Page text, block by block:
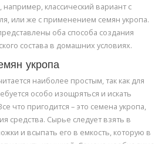
классический вариант с
или же с применением семян укропа.
оба способа создания
состава в домашних условиях.
укропа
наиболее простым, так как для
особо изощряться и искать
что пригодится – это семена укропа,
средства. Сырье следует взять в
и всыпать его в емкость, которую в